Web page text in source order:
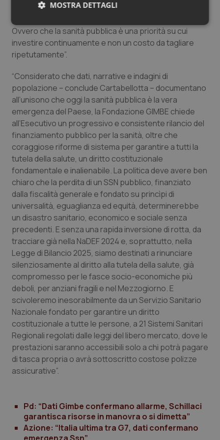
conto che il grado di salute e benessere della
Ovvero che la sanità pubblica è una priorità su cui
investire continuamente e non un costo da tagliare
ripetutamente”.
“Considerato che dati, narrative e indagini di
popolazione – conclude Cartabellotta – documentano
all’unisono che oggi la sanità pubblica è la vera
emergenza del Paese, la Fondazione GIMBE chiede
all’Esecutivo un progressivo e consistente rilancio del
finanziamento pubblico per la sanità, oltre che
coraggiose riforme di sistema per garantire a tutti la
tutela della salute, un diritto costituzionale
fondamentale e inalienabile. La politica deve avere ben
chiaro che la perdita di un SSN pubblico, finanziato
dalla fiscalità generale e fondato su princìpi di
universalità, eguaglianza ed equità, determinerebbe
un disastro sanitario, economico e sociale senza
precedenti. E senza una rapida inversione di rotta, da
tracciare già nella NaDEF 2024 e, soprattutto, nella
Legge di Bilancio 2025, siamo destinati a rinunciare
silenziosamente al diritto alla tutela della salute, già
compromesso per le fasce socio-economiche più
deboli, per anziani fragili e nel Mezzogiorno. E
scivoleremo inesorabilmente da unServizioSanitario
Nazionale fondato per garantire un diritto
costituzionale a tutte le persone, a 21 SistemiSanitari
Regionali regolati dalle leggi del libero mercato, dove le
prestazioni saranno accessibili solo a chi potrà pagare
di tasca propria o avrà sottoscritto costose polizze
assicurative”.
Pd: “Dati Gimbe confermano allarme, Schillaci
garantisca risorse in manovra o si dimetta”
Azione: “Italia ultima tra G7, dati confermano
MOSTRA DETTAGLI
Necessari Statistici Marketing
Statistici Marketing
I cookie necessari contribuiscono a rendere fruibile il
sito web abilitandone funzionalità di base quali la
navigazione sulle pagine e l'accesso alle aree
protette del sito. Il sito web non è in grado di
funzionare correttamente senza questi cookie.
Nome
Fornitore/Dominio
VISITOR_PRIVACY_METADATA
YouTube
.youtube.com
5
CookieScriptConsent
CookieScript
www.quotidianosanita.it